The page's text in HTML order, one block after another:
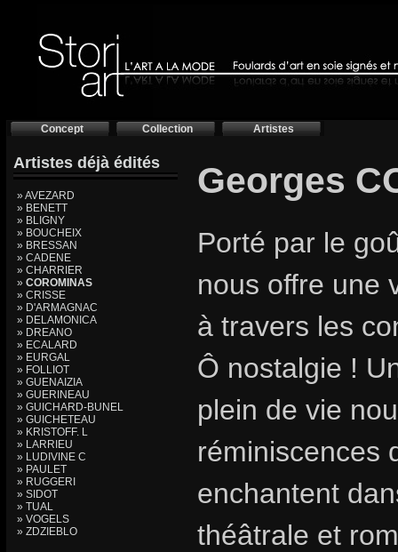
Concept Collection Artistes
Artistes déjà édités
» AVEZARD
» BENETT
» BLIGNY
» BOUCHEIX
» BRESSAN
» CADENE
» CHARRIER
» COROMINAS
» CRISSE
» D'ARMAGNAC
» DELAMONICA
» DREANO
» ECALARD
» EURGAL
» FOLLIOT
» GUENAIZIA
» GUERINEAU
» GUICHARD-BUNEL
» GUICHETEAU
» KRISTOFF. L
» LARRIEU
» LUDIVINE C
» PAULET
» RUGGERI
» SIDOT
» TUAL
» VOGELS
» ZDZIEBLO
Georges
Porté par le
nous offre une
à travers les
Ô nostalgie !
plein de vie
réminiscences
enchantent
théâtrale et